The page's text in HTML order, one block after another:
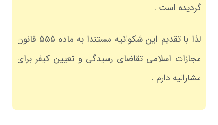
گردیده است .
لذا با تقدیم این شکوائیه مستندا به ماده ۵۵۵ قانون
مجازات اسلامی تقاضای رسیدگی و تعیین کیفر برای
مشارالیه دارم .